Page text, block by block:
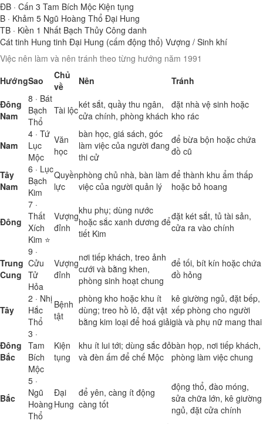
ĐB · Cấn 3 Tam Bích Mộc Kiện tụng
B · Khảm 5 Ngũ Hoàng Thổ Đại Hung
TB · Kiền 1 Nhất Bạch Thủy Công danh
Cát tinh Hung tinh Đại Hung (cấm động thổ) Vượng / Sinh khí
Việc nên làm và nên tránh theo từng hướng năm 1991
HướngSao
Chủ
về
Nên
Tránh
Đông
Nam
8 · Bát
Bạch
Thổ
Tài lộckét sắt, quầy thu ngân,
cửa chính, phòng khách
đặt nhà vệ sinh hoặc
kho rác
Nam
4 · Tứ
Lục
Mộc
Văn
học
bàn học, giá sách, góc
làm việc của người đang
thi cử
để bừa bộn hoặc chứa
đồ cũ
Tây
Nam
6 · Lục
Bạch
Kim
Quyền
lực
phòng chủ nhà, bàn làm
việc của người quản lý
để thành khu ẩm thấp
hoặc bỏ hoang
Đông
7 ·
Thất
Xích
Kim ⭐
Vượng
đỉnh
khu phụ; dùng nước
hoặc sắc xanh dương để
tiết Kim
đặt két sắt, tủ tài sản,
cửa ra vào chính
Trung
Cung
9 ·
Cửu
Tử
Hỏa
Vượng
đỉnh
nơi tiếp khách, treo ảnh
cưới và bằng khen,
phòng sinh hoạt chung
để tối, bít kín hoặc chứa
đồ hỏng
Tây
2 · Nhị
Hắc
Thổ
Bệnh
tật
phòng kho hoặc khu ít
dùng; treo hồ lô, đặt vật
bằng kim loại để hoá giải
kê giường ngủ, đặt bếp,
xếp phòng cho người
già và phụ nữ mang thai
Đông
Bắc
3 ·
Tam
Bích
Mộc
Kiện
tụng
khu ít lui tới; dùng sắc đỏ
và đèn ấm để chế Mộc
bàn họp, nơi tiếp khách,
phòng làm việc chung
Bắc
5 ·
Ngũ
Hoàng
Thổ
Đại
Hung
để yên, càng ít động
càng tốt
động thổ, đào móng,
sửa chữa lớn, kê giường
ngủ, đặt cửa chính